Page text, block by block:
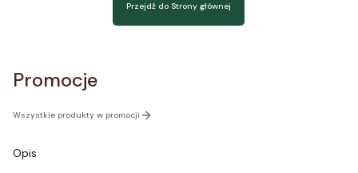
Przejdź do Strony głównej
Promocje
Wszystkie produkty w promocji
Opis